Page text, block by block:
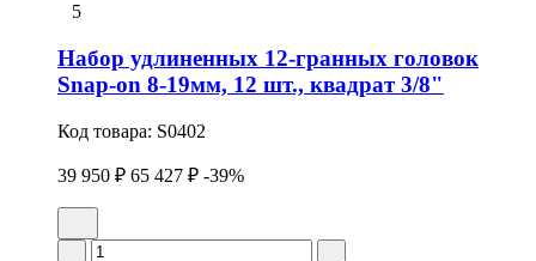
5
Набор удлиненных 12-гранных головок
Snap-on 8-19мм, 12 шт., квадрат 3/8"
Код товара: S0402
39 950 ₽ 65 427 ₽ -39%